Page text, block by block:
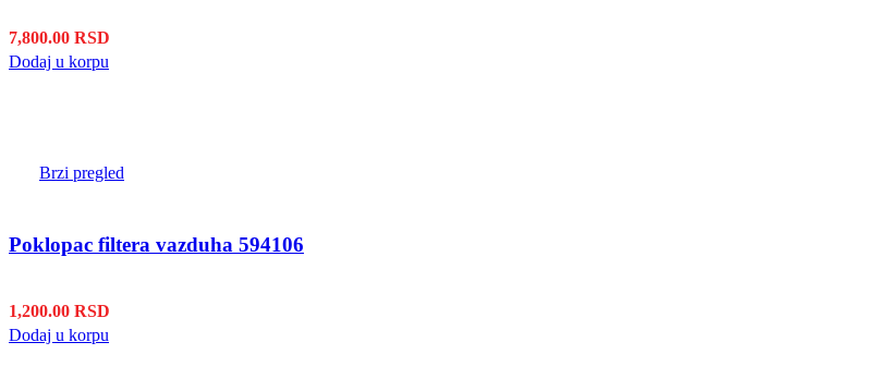
7,800.00 RSD
Dodaj u korpu
Brzi pregled
Poklopac filtera vazduha 594106
1,200.00 RSD
Dodaj u korpu